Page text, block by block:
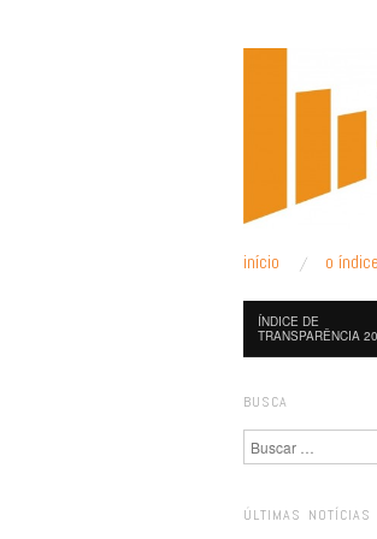
Menu
pular para o
início o índice
ÍNDICE DE
TRANSPARÊNCIA
BUSCA
Pesquisa
ÚLTIMAS NOTÍCIAS